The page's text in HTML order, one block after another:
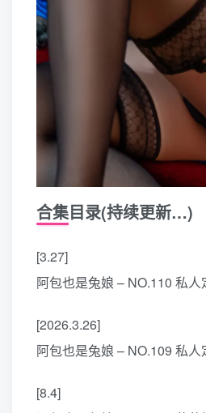
合集目录(持续更新…)
[3.27]
阿包也是兔娘 – NO.110 私
[2026.3.26]
阿包也是兔娘 – NO.109 私
[8.4]